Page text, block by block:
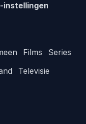
instellingen
Films
Series
Televisie